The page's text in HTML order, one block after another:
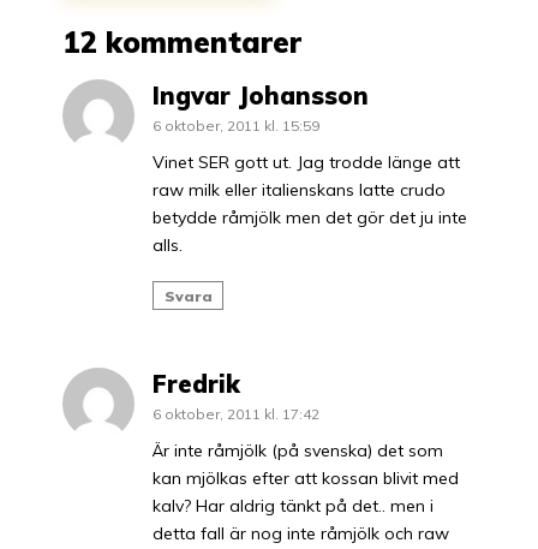
12 kommentarer
Ingvar Johansson
6 oktober, 2011 kl. 15:59
Vinet SER gott ut. Jag trodde länge att
raw milk eller italienskans latte crudo
betydde råmjölk men det gör det ju inte
alls.
Svara
Fredrik
6 oktober, 2011 kl. 17:42
Är inte råmjölk (på svenska) det som
kan mjölkas efter att kossan blivit med
kalv? Har aldrig tänkt på det.. men i
detta fall är nog inte råmjölk och raw